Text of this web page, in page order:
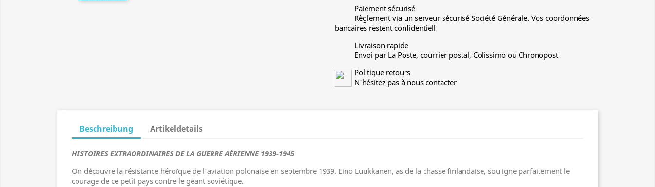
Paiement sécurisé
Règlement via un serveur sécurisé Société Générale. Vos coordonnées
bancaires restent confidentiell
Livraison rapide
Envoi par La Poste, courrier postal, Colissimo ou Chronopost.
Politique retours
N'hésitez pas à nous contacter
Beschreibung Artikeldetails
HISTOIRES EXTRAORDINAIRES DE LA GUERRE AÉRIENNE 1939-1945
On découvre la résistance héroïque de l’aviation polonaise en septembre 1939. Eino Luukkanen, as de la chasse finlandaise, souligne parfaitement le
courage de ce petit pays contre le géant soviétique.